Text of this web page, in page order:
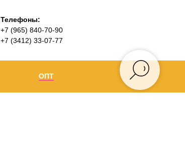
Телефоны:
+7 (965) 840-70-90
+7 (3412) 33-07-77
+7 (965) 840-70-90
ОПТ